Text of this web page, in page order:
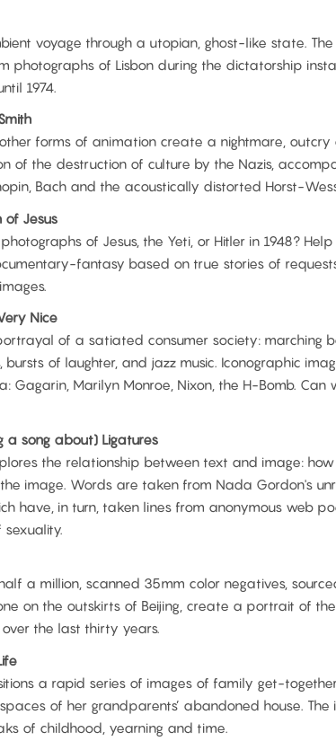
voyage through a utopian, ghost-like state.
photographs of Lisbon during the dictatorship
1974.
forms of animation create a nightmare, outcry
of the destruction of culture by the Nazis,
Bach and the acoustically distorted Horst-
of Jesus
of Jesus, the Yeti, or Hitler in 1948?
fantasy based on true stories of
Nice
of a satiated consumer society: marching
bursts of laughter, and jazz music. Iconographic
Gagarin, Marilyn Monroe, Nixon, the H-Bomb. Can
a song about) Ligatures
the relationship between text and image:
image. Words are taken from Nada Gordon's
have, in turn, taken lines from anonymous web
a million, scanned 35mm color negatives,
on the outskirts of Beijing, create a portrait of
the last thirty years.
a rapid series of images of family get-
of her grandparents’ abandoned house. The
of childhood, yearning and time.